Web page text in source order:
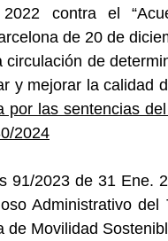
contra el
de 20 de
circulación de
y mejorar la calidad
por las sentencias
2024
91/2023 de 31 Ene.
Administrativo
de Movilidad